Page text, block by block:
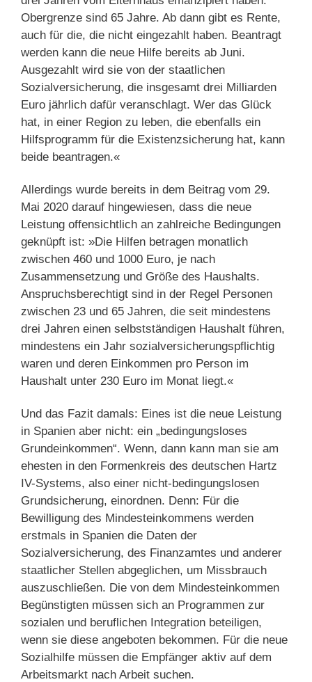
Obergrenze sind 65 Jahre. Ab dann gibt es Rente,
auch für die, die nicht eingezahlt haben. Beantragt
werden kann die neue Hilfe bereits ab Juni.
Ausgezahlt wird sie von der staatlichen
Sozialversicherung, die insgesamt drei Milliarden
Euro jährlich dafür veranschlagt. Wer das Glück
hat, in einer Region zu leben, die ebenfalls ein
Hilfsprogramm für die Existenzsicherung hat, kann
beide beantragen.«
Allerdings wurde bereits in dem Beitrag vom 29.
Mai 2020 darauf hingewiesen, dass die neue
Leistung offensichtlich an zahlreiche Bedingungen
geknüpft ist: »Die Hilfen betragen monatlich
zwischen 460 und 1000 Euro, je nach
Zusammensetzung und Größe des Haushalts.
Anspruchsberechtigt sind in der Regel Personen
zwischen 23 und 65 Jahren, die seit mindestens
drei Jahren einen selbstständigen Haushalt führen,
mindestens ein Jahr sozialversicherungspflichtig
waren und deren Einkommen pro Person im
Haushalt unter 230 Euro im Monat liegt.«
Und das Fazit damals: Eines ist die neue Leistung
in Spanien aber nicht: ein „bedingungsloses
Grundeinkommen“. Wenn, dann kann man sie am
ehesten in den Formenkreis des deutschen Hartz
IV-Systems, also einer nicht-bedingungslosen
Grundsicherung, einordnen. Denn: Für die
Bewilligung des Mindesteinkommens werden
erstmals in Spanien die Daten der
Sozialversicherung, des Finanzamtes und anderer
staatlicher Stellen abgeglichen, um Missbrauch
auszuschließen. Die von dem Mindesteinkommen
Begünstigten müssen sich an Programmen zur
sozialen und beruflichen Integration beteiligen,
wenn sie diese angeboten bekommen. Für die neue
Sozialhilfe müssen die Empfänger aktiv auf dem
Arbeitsmarkt nach Arbeit suchen.